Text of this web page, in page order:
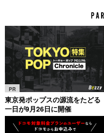
PR
東京発ポップスの源流をたどる
一日が9月26日に開催